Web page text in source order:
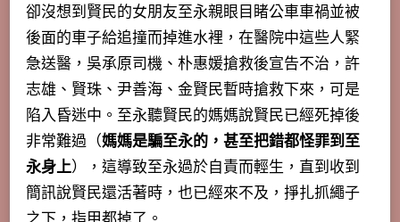
卻沒想到賢民的女朋友至永親眼目睹公車車禍並被
後面的車子給追撞而掉進水裡，在醫院中這些人緊
急送醫，吳承原司機、朴惠媛搶救後宣告不治，許
志雄、賢珠、尹善海、金賢民暫時搶救下來，可是
陷入昏迷中。至永聽賢民的媽媽說賢民已經死掉後
非常難過（媽媽是騙至永的，甚至把錯都怪罪到至
永身上），這導致至永過於自責而輕生，直到收到
簡訊說賢民還活著時，也已經來不及，掙扎抓繩子